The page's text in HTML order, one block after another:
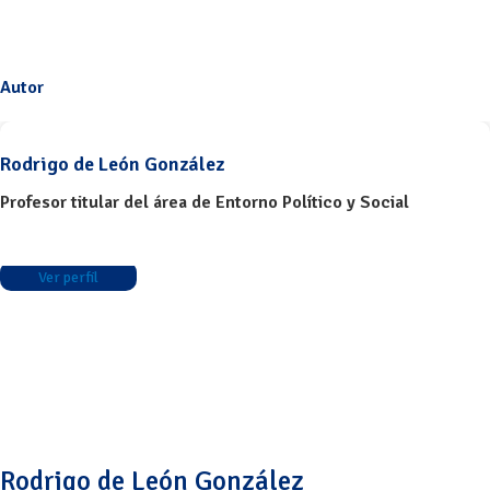
Autor
Rodrigo de León González
Profesor titular del área de Entorno Político y Social
Ver perfil
Rodrigo de León González